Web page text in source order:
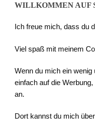
WILLKOMMEN AUF
Ich freue mich, dass du
Viel spaß mit meinem
Wenn du mich ein
einfach auf die
an.
Dort kannst du mich